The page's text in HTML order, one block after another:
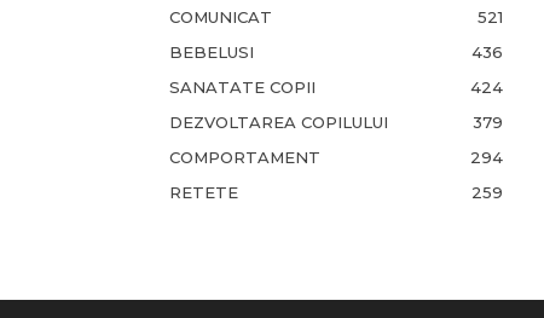
COMUNICAT
521
BEBELUSI
436
SANATATE COPII
424
DEZVOLTAREA COPILULUI
379
COMPORTAMENT
294
RETETE
259